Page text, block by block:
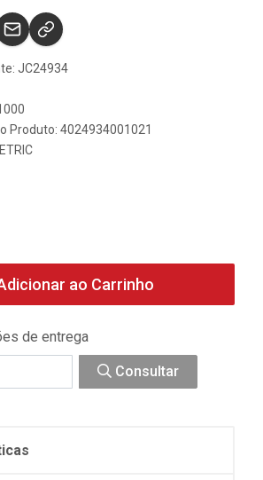
JC24934
Produto: 4024934001021
ao Carrinho
de entrega
Consultar